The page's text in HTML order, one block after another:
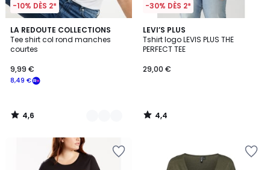
-10% DÈS 2*
LA REDOUTE COLLECTIONS
Tee shirt col rond manches
courtes
8,49 €
9,99 €
4,6
/ 5
2
Couleurs
4,6
/
-30% DÈS 2*
LEVI’S PLUS
Tshirt logo LEVIS PLUS THE
PERFECT TEE
29,00 €
4,4
/ 5
4,4
/